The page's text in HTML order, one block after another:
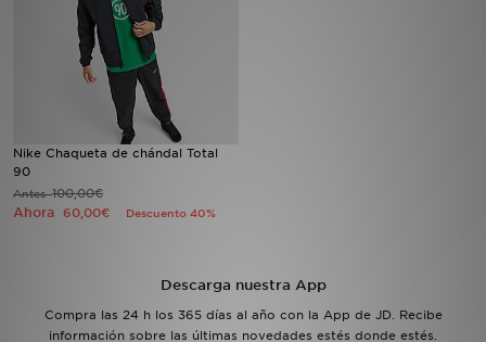
Nike Chaqueta de chándal Total
90
Antes100,00€
Ahora 60,00€ Descuento 40%
Descarga nuestra App
Compra las 24 h los 365 días al año con la App de JD. Recibe
información sobre las últimas novedades estés donde estés.
Deportes & Fitness
JD Fútbol
TARJETA REGALO
MI JD